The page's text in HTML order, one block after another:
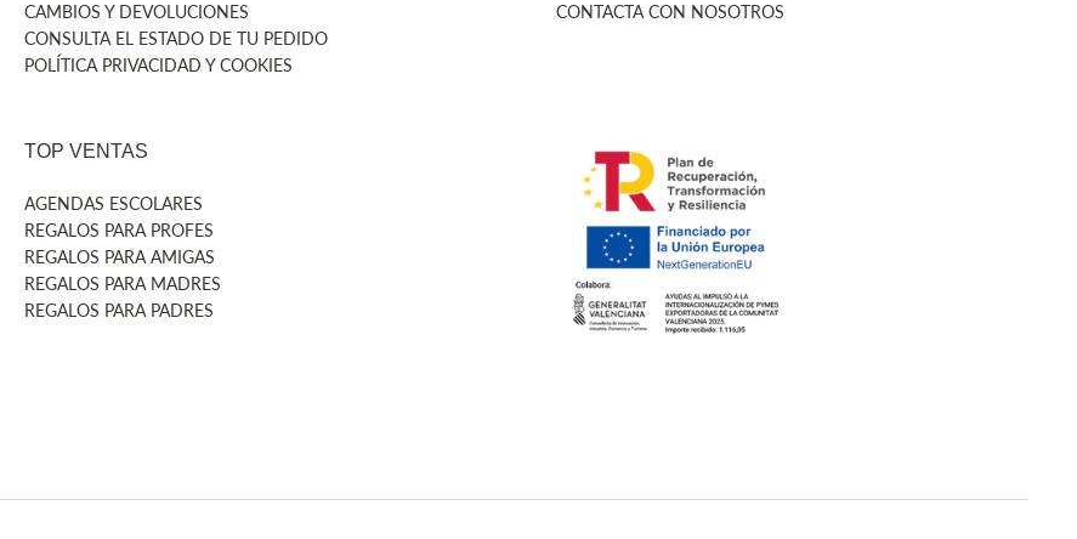
CAMBIOS Y DEVOLUCIONES
CONSULTA EL ESTADO DE TU PEDIDO
POLÍTICA PRIVACIDAD Y COOKIES
CONTACTA CON NOSOTROS
TOP VENTAS
AGENDAS ESCOLARES
REGALOS PARA PROFES
REGALOS PARA AMIGAS
REGALOS PARA MADRES
REGALOS PARA PADRES